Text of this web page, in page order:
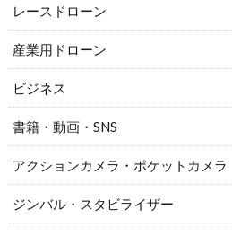
レースドローン
産業用ドローン
ビジネス
書籍・動画・SNS
アクションカメラ・ポケットカメラ
ジンバル・スタビライザー